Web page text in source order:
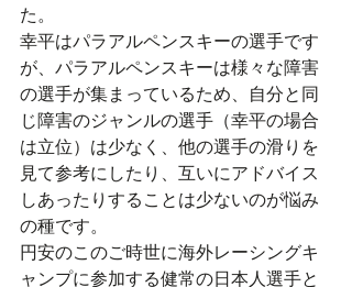
た。
幸平はパラアルペンスキーの選手です
が、パラアルペンスキーは様々な障害
の選手が集まっているため、自分と同
じ障害のジャンルの選手（幸平の場合
は立位）は少なく、他の選手の滑りを
見て参考にしたり、互いにアドバイス
しあったりすることは少ないのが悩み
の種です。
円安のこのご時世に海外レーシングキ
ャンプに参加する健常の日本人選手と